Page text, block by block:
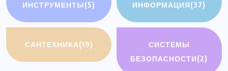
ИНСТРУМЕНТЫ(5)
ИНФОРМАЦИЯ(37)
САНТЕХНИКА(19)
СИСТЕМЫ
БЕЗОПАСНОСТИ(2)